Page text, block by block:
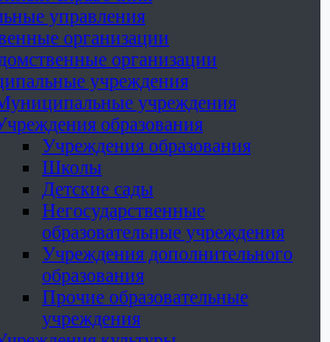
управления
организации
организации
учреждения
учреждения
образования
Учреждения образования
Школы
Детские сады
Негосударственные
образовательные учреждения
Учреждения дополнительного
образования
Прочие образовательные
учреждения